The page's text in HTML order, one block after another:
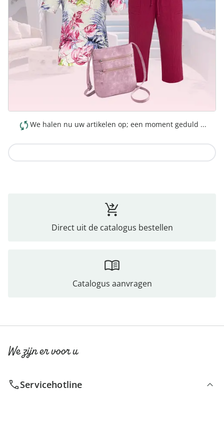
We halen nu uw artikelen op; een moment geduld ...
Direct uit de catalogus bestellen
Catalogus aanvragen
We zijn er voor u
Servicehotline